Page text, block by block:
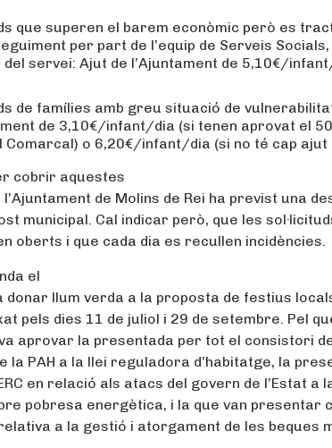
que superen el barem econòmic però es
per part de l’equip de Serveis
servei: Ajut de l’Ajuntament de 5,10€/
de famílies amb greu situació de
de 3,10€/infant/dia (si tenen aprovat el
Comarcal) o 6,20€/infant/dia (si no té cap ajut
cobrir aquestes
de Molins de Rei ha previst una
municipal. Cal indicar però, que les
oberts i que cada dia es recullen incidències.
el
donar llum verda a la proposta de festius
pels dies 11 de juliol i 29 de setembre. Pel
aprovar la presentada per tot el consistori
la PAH a la llei reguladora d’habitatge, la
en relació als atacs del govern de l’Estat a
pobresa energètica, i la que van presentar
a la gestió i atorgament de les beques